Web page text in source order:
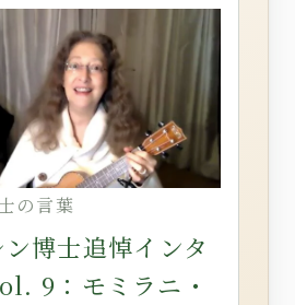
の言葉
ン博士追悼インタ
9：モミラニ・